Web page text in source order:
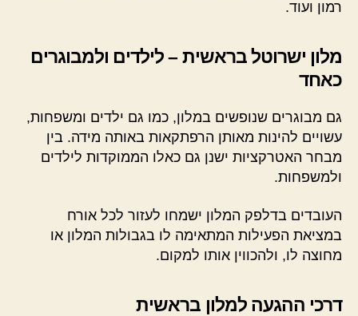
רמון ועוד.
מלון ישרוטל בראשית – לילדים ולמבוגרים
כאחד
גם מבוגרים שנופשים במלון, כמו גם ילדים ומשפחות,
עשויים להינות מאותן הרפתקאות באותה מידה. בין
מבחר האטרקציות ישנן גם כאלו הממוקדות לילדים
ולמשפחות.
העובדים בדלפק המלון ישמחו לעזור לכל אורח
במציאת הפעילות המתאימה לו בגבולות המלון או
מחוצה לו, ולהכווין אותו למקום.
דרכי ההגעה למלון בראשית